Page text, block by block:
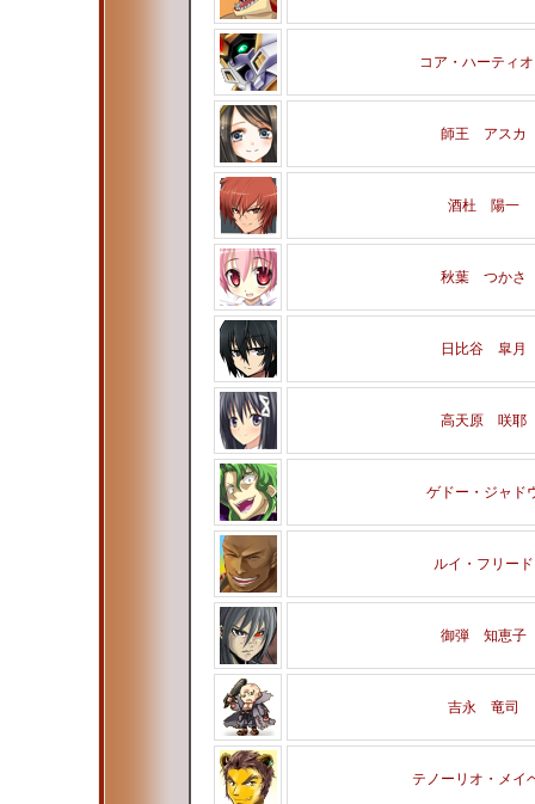
コア・ハーティ
師王 アスカ
酒杜 陽一
秋葉 つかさ
日比谷 皐月
高天原 咲耶
ゲドー・ジャド
ルイ・フリード
御弾 知恵子
吉永 竜司
テノーリオ・メイ